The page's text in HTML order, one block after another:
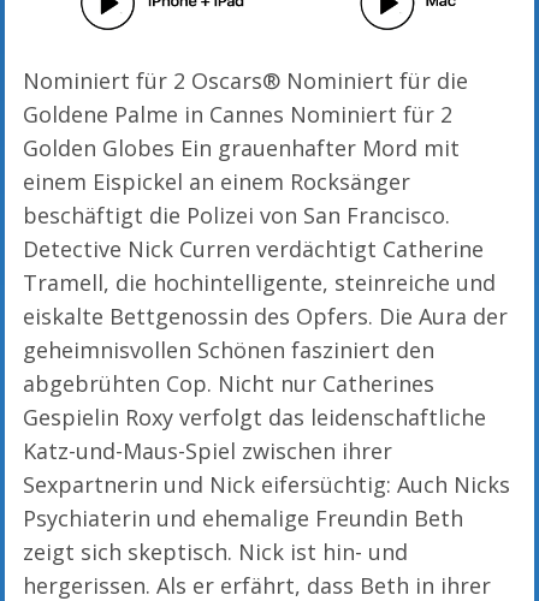
Nominiert für 2 Oscars® Nominiert für die
Goldene Palme in Cannes Nominiert für 2
Golden Globes Ein grauenhafter Mord mit
einem Eispickel an einem Rocksänger
beschäftigt die Polizei von San Francisco.
Detective Nick Curren verdächtigt Catherine
Tramell, die hochintelligente, steinreiche und
eiskalte Bettgenossin des Opfers. Die Aura der
geheimnisvollen Schönen fasziniert den
abgebrühten Cop. Nicht nur Catherines
Gespielin Roxy verfolgt das leidenschaftliche
Katz-und-Maus-Spiel zwischen ihrer
Sexpartnerin und Nick eifersüchtig: Auch Nicks
Psychiaterin und ehemalige Freundin Beth
zeigt sich skeptisch. Nick ist hin- und
hergerissen. Als er erfährt, dass Beth in ihrer